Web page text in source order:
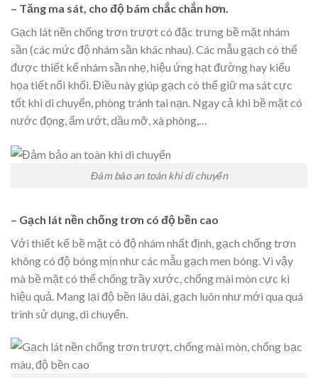
– Tăng ma sát, cho độ bám chắc chắn hơn.
Gạch lát nền chống trơn trượt có đặc trưng bề mặt nhám
sần (các mức độ nhám sần khác nhau). Các mẫu gạch có thể
được thiết kế nhám sần nhẹ, hiệu ứng hạt đường hay kiểu
họa tiết nổi khối. Điều này giúp gạch có thể giữ ma sát cực
tốt khi di chuyển, phòng tránh tai nạn. Ngay cả khi bề mặt có
nước đọng, ẩm ướt, dầu mỡ, xà phòng,…
Đảm bảo an toàn khi di chuyển
– Gạch lát nền chống trơn có độ bền cao
Với thiết kế bề mặt có độ nhám nhất định, gạch chống trơn
không có độ bóng mịn như các mẫu gạch men bóng. Vì vậy
mà bề mặt có thể chống trầy xước, chống mài mòn cực kì
hiệu quả. Mang lại độ bền lâu dài, gạch luôn như mới qua quá
trình sử dụng, di chuyển.